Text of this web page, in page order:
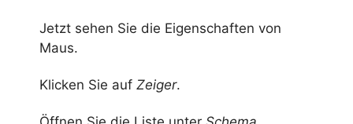
Jetzt sehen Sie die Eigenschaften von
Maus.
Klicken Sie auf Zeiger.